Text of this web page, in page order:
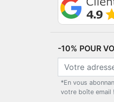
-10% POUR
*En vous
votre boîte email